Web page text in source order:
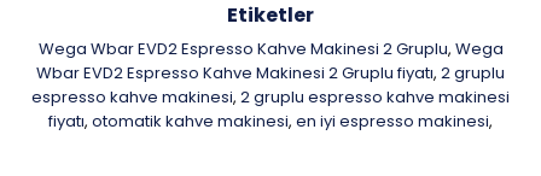
Etiketler
Wega Wbar EVD2 Espresso Kahve Makinesi 2 Gruplu, Wega
Wbar EVD2 Espresso Kahve Makinesi 2 Gruplu fiyatı, 2 gruplu
espresso kahve makinesi, 2 gruplu espresso kahve makinesi
fiyatı, otomatik kahve makinesi, en iyi espresso makinesi,